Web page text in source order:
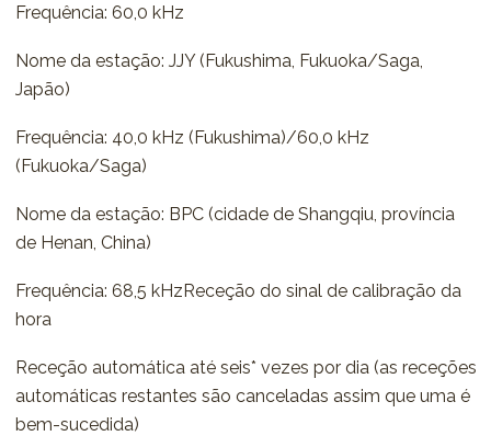
Frequência: 60,0 kHz
Nome da estação: JJY (Fukushima, Fukuoka/Saga,
Japão)
Frequência: 40,0 kHz (Fukushima)/60,0 kHz
(Fukuoka/Saga)
Nome da estação: BPC (cidade de Shangqiu, província
de Henan, China)
Frequência: 68,5 kHzReceção do sinal de calibração da
hora
Receção automática até seis* vezes por dia (as receções
automáticas restantes são canceladas assim que uma é
bem-sucedida)